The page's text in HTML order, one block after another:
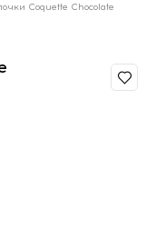
Coquette Chocolate